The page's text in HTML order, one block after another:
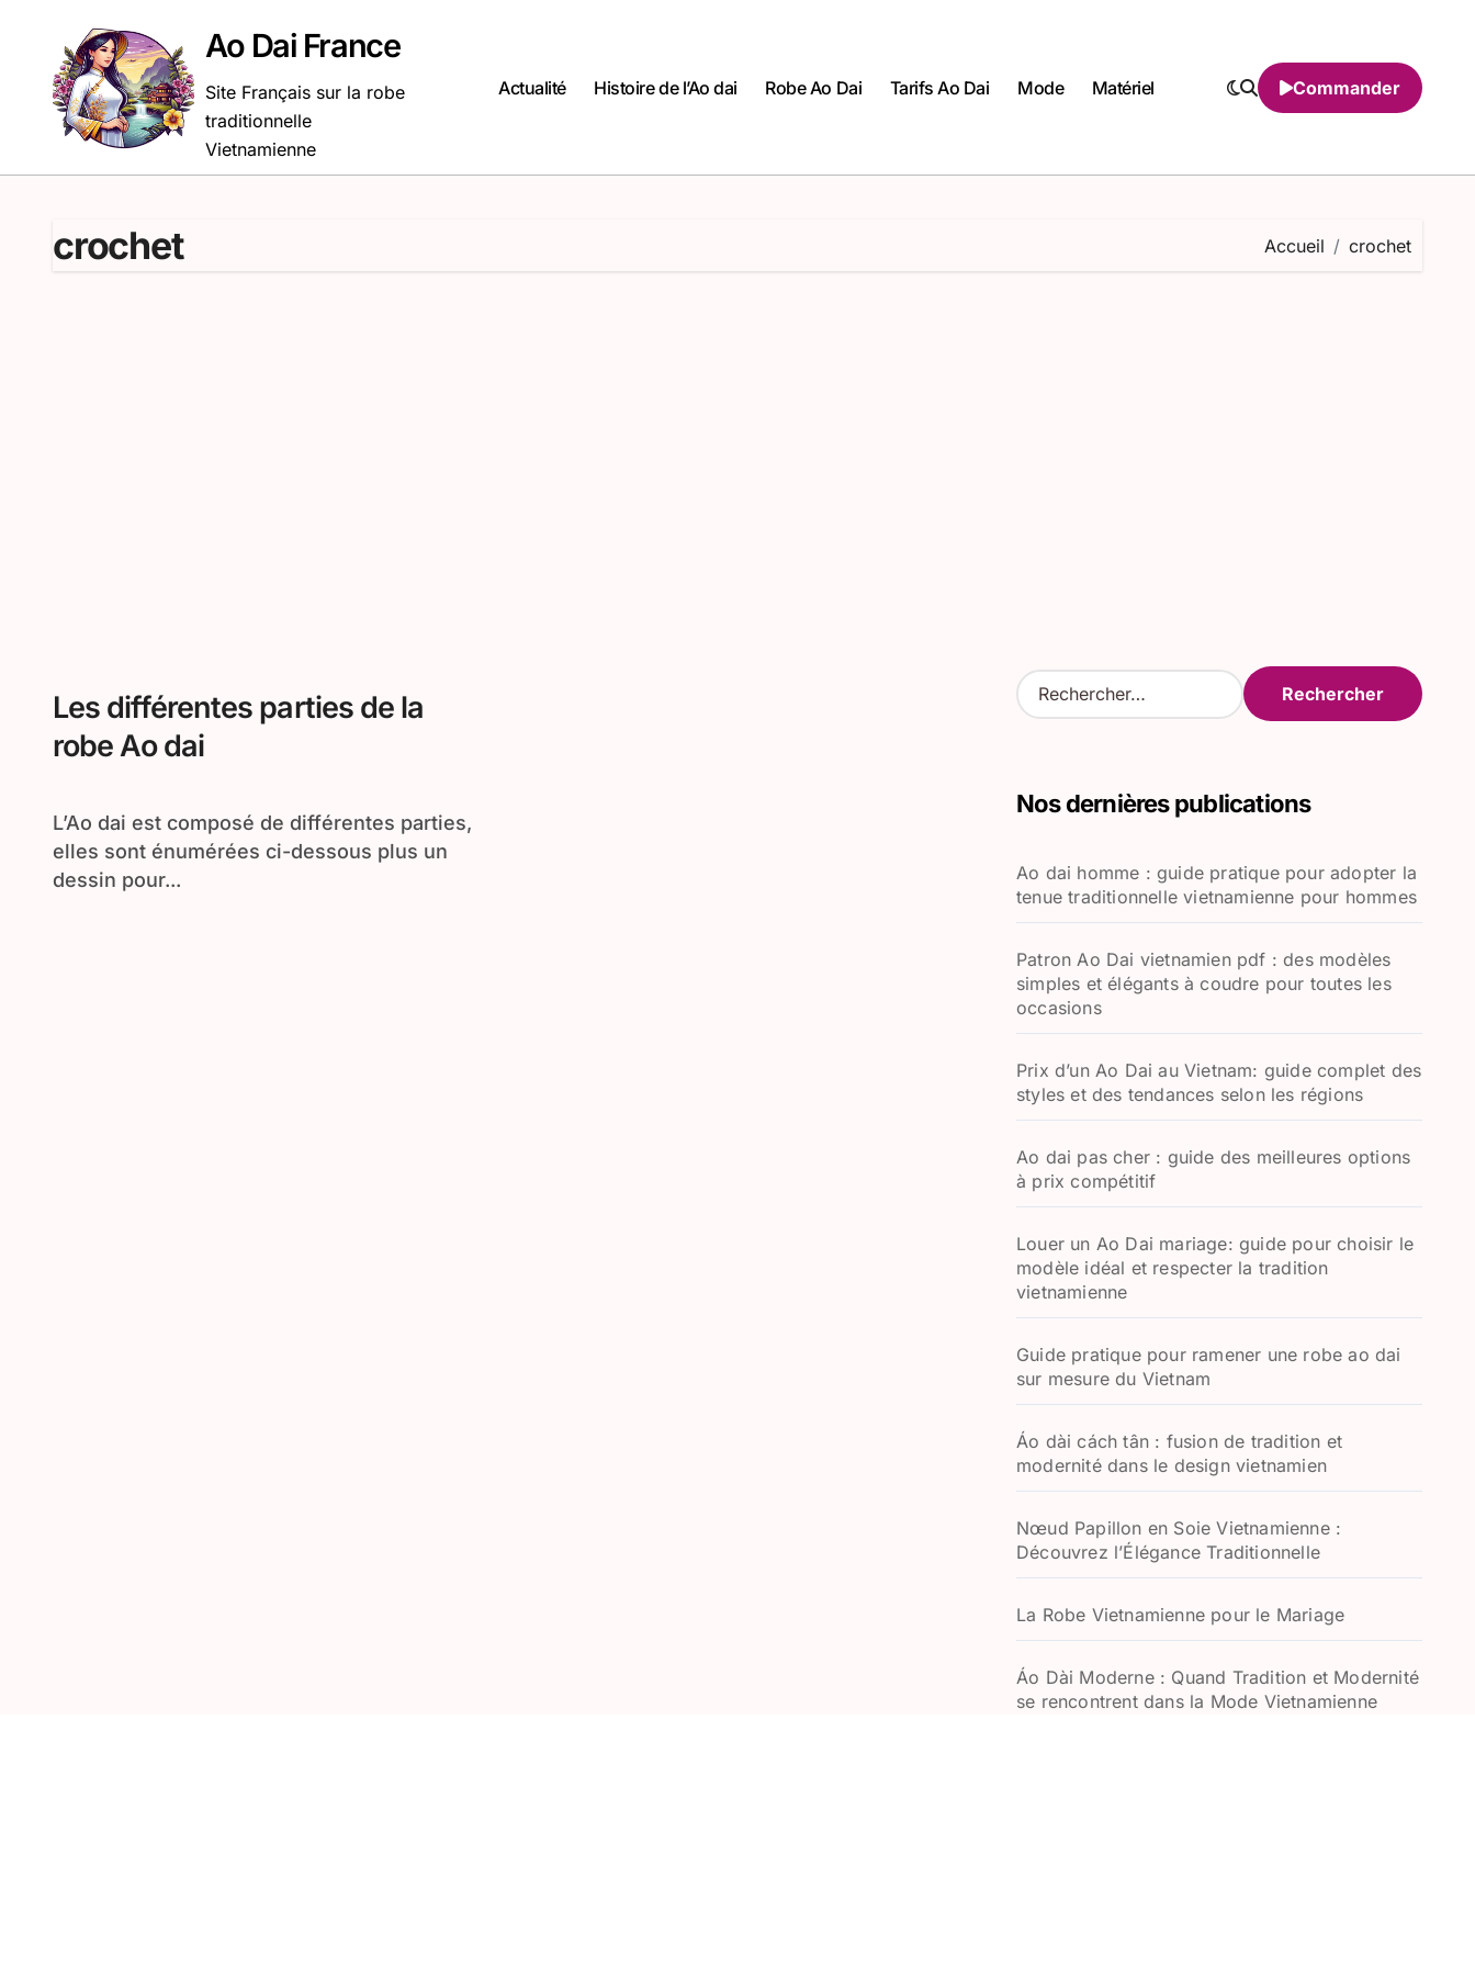
contenu
Ao Dai France
Site Français sur la robe
traditionnelle
Vietnamienne
Actualité Histoire de l’Ao dai Robe Ao Dai Tarifs Ao Dai Mode Matériel Commander
crochet Accueil crochet
Les différentes parties de la
robe Ao dai
L’Ao dai est composé de différentes parties,
elles sont énumérées ci-dessous plus un
dessin pour...
R
e
r
e
r
Nos dernières publications
Ao dai homme : guide pratique pour adopter la
tenue traditionnelle vietnamienne pour hommes
Patron Ao Dai vietnamien pdf : des modèles
simples et élégants à coudre pour toutes les
occasions
Prix d’un Ao Dai au Vietnam: guide complet des
styles et des tendances selon les régions
Ao dai pas cher : guide des meilleures options
à prix compétitif
Louer un Ao Dai mariage: guide pour choisir le
modèle idéal et respecter la tradition
vietnamienne
Guide pratique pour ramener une robe ao dai
sur mesure du Vietnam
Áo dài cách tân : fusion de tradition et
modernité dans le design vietnamien
Nœud Papillon en Soie Vietnamienne :
Découvrez l’Élégance Traditionnelle
La Robe Vietnamienne pour le Mariage
Áo Dài Moderne : Quand Tradition et Modernité
se rencontrent dans la Mode Vietnamienne